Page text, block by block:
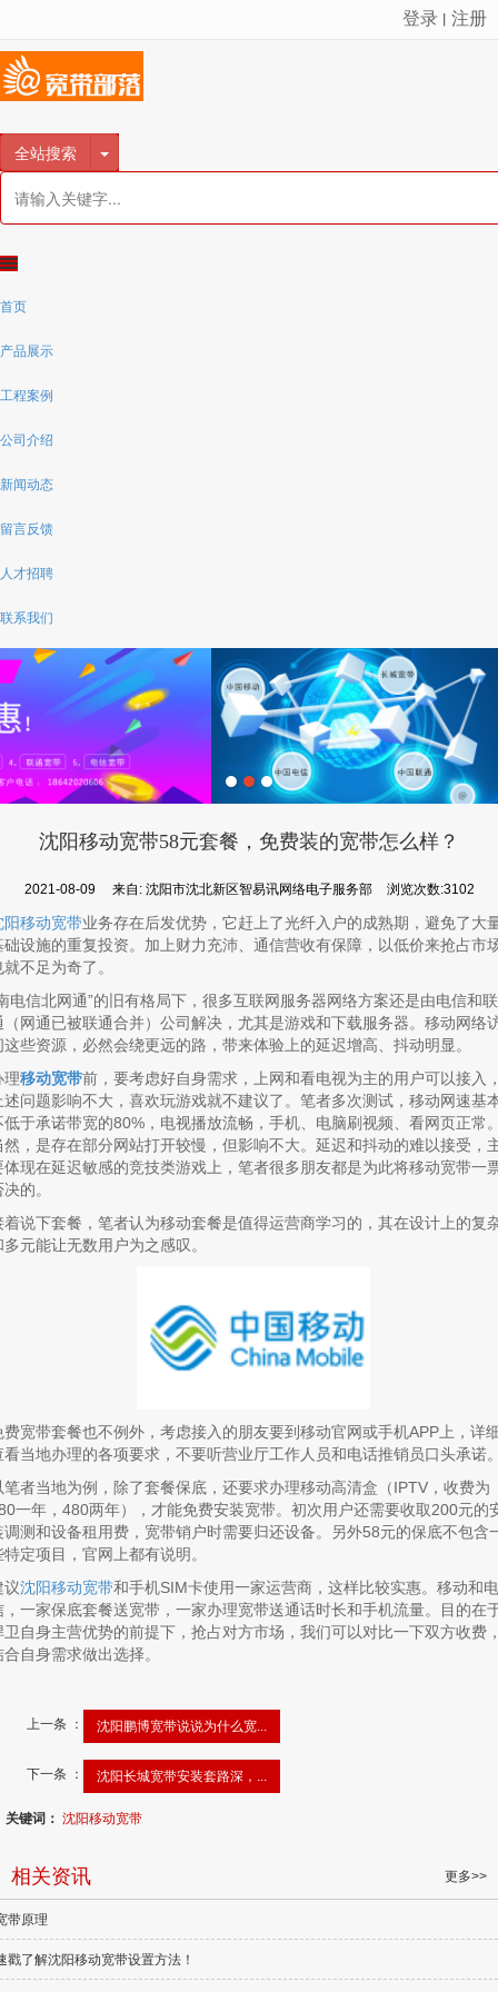
很遗憾，因您的浏览器版本过低导致无法获得最佳浏览体验，推荐下载安装谷歌浏览器！
登录 注册
全站搜索
首页
产品展示
工程案例
公司介绍
新闻动态
留言反馈
人才招聘
联系我们
沈阳移动宽带58元套餐，免费装的宽带怎么样？
2021-08-09 来自: 沈阳市沈北新区智易讯网络电子服务部 浏览次数:3102
阳移动宽带业务存在后发优势，它赶上了光纤入户的成熟期， 避免了大
础设施的重复投资。加上财力充沛、通信营收有保障，以低价来抢占市
不足为奇了。
电信北网通”的旧有格局下，很多互联网服务器网络方案还是由电信和联
（网通已被联通合并）公司解决，尤其是游戏和下载服务器。移动网络
这些资源，必然会绕更远的路，带来体验上的延迟增高、抖动明显。
理移动宽带前，要考虑好自身需求，上网和看电视为主的用户可以接入
述问题影响不大，喜欢玩游戏就不建议了。笔者多次测试，移动网速基
低于承诺带宽的80%，电视播放流畅，手机、电脑刷视频、看网页正常
然，是存在部分网站打开较慢，但影响不大。延迟和抖动的难以接受，
体现在延迟敏感的竞技类游戏上，笔者很多朋友都是为此将移动宽带一
的。
着说下套餐，笔者认为移动套餐是值得运营商学习的，其在设计上的复
多元能让无数用户为之感叹。
费宽带套餐也不例外，考虑接入的朋友要到移动官网或手机APP上，详
看当地办理的各项要求，不要听营业厅工作人员和电话推销员口头承诺
笔者当地为例，除了套餐保底，还要求办理移动高清盒（IPTV，收费为
一年，480两年），才能免费安装宽带。初次用户还需要收取200元的
调测和设备租用费，宽带销户时需要归还设备。另外58元的保底不包含
特定项目，官网上都有说明。
议沈阳移动宽带和手机SIM卡使用一家运营商，这样比较实惠。移动和电
，一家保底套餐送宽带，一家办理宽带送通话时长和手机流量。目的在
卫自身主营优势的前提下，抢占对方市场，我们可以对比一下双方收费
合自身需求做出选择。
上一条 ： 沈阳鹏博宽带说说为什么宽...
下一条 ： 沈阳长城宽带安装套路深，...
关键词： 沈阳移动宽带
相关资讯 更多>>
带原理
戳了解沈阳移动宽带设置方法！